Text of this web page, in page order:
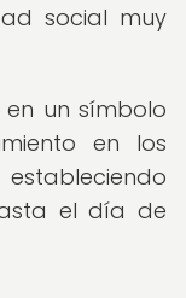
social muy
un símbolo
en los
el día de